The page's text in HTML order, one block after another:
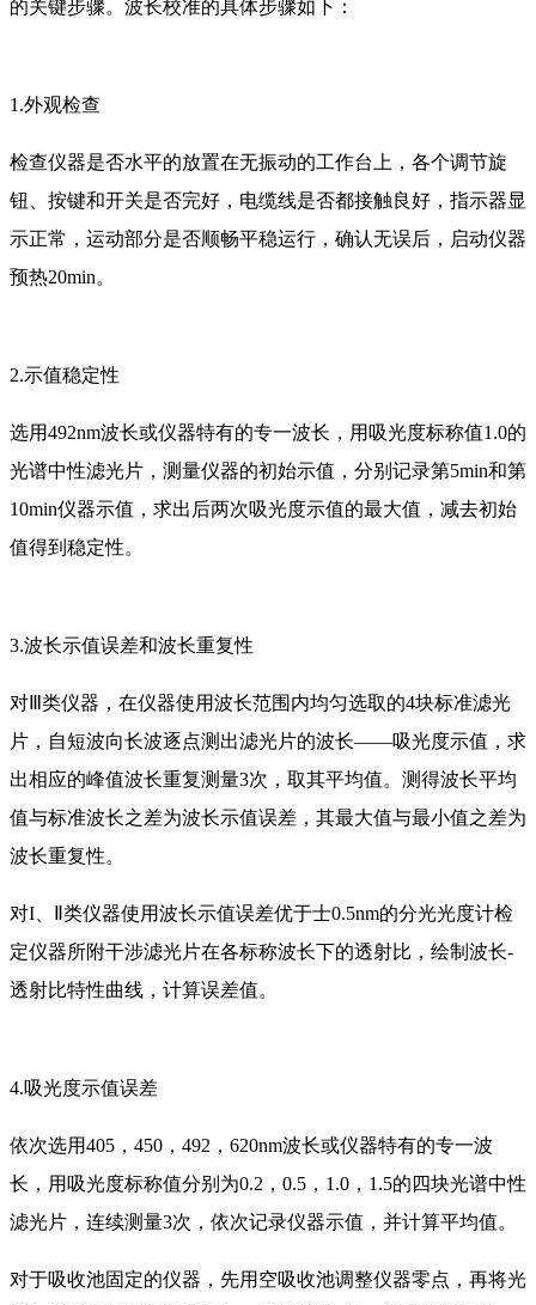
的关键步骤。波长校准的具体步骤如下：
1.外观检查
检查仪器是否水平的放置在无振动的工作台上，各个调节旋
钮、按键和开关是否完好，电缆线是否都接触良好，指示器显
示正常，运动部分是否顺畅平稳运行，确认无误后，启动仪器
预热20min。
2.示值稳定性
选用492nm波长或仪器特有的专一波长，用吸光度标称值1.0的
光谱中性滤光片，测量仪器的初始示值，分别记录第5min和第
10min仪器示值，求出后两次吸光度示值的最大值，减去初始
值得到稳定性。
3.波长示值误差和波长重复性
对Ⅲ类仪器，在仪器使用波长范围内均匀选取的4块标准滤光
片，自短波向长波逐点测出滤光片的波长——吸光度示值，求
出相应的峰值波长重复测量3次，取其平均值。测得波长平均
值与标准波长之差为波长示值误差，其最大值与最小值之差为
波长重复性。
对I、Ⅱ类仪器使用波长示值误差优于士0.5nm的分光光度计检
定仪器所附干涉滤光片在各标称波长下的透射比，绘制波长-
透射比特性曲线，计算误差值。
4.吸光度示值误差
依次选用405，450，492，620nm波长或仪器特有的专一波
长，用吸光度标称值分别为0.2，0.5，1.0，1.5的四块光谱中性
滤光片，连续测量3次，依次记录仪器示值，并计算平均值。
对于吸收池固定的仪器，先用空吸收池调整仪器零点，再将光